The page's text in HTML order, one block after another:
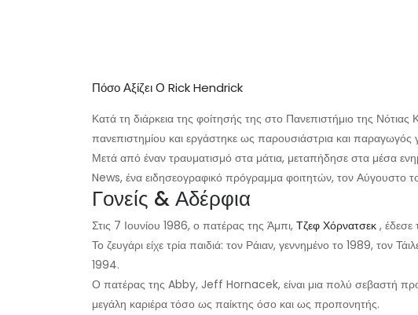
Πόσο Αξίζει Ο Rick Hendrick
Κατά τη διάρκεια της φοίτησής της στο Πανεπιστήμιο της Νότιας
πανεπιστημίου και εργάστηκε ως παρουσιάστρια και
Μετά από έναν τραυματισμό στα μάτια, μεταπήδησε στα μέσα
News, ένα ειδησεογραφικό πρόγραμμα φοιτητών, τον Αύγουστο
Γονείς & Αδέρφια
Στις 7 Ιουνίου 1986, ο πατέρας της Άμπι, Τζεφ Χόρνατσεκ , έδεσε
Το ζευγάρι είχε τρία παιδιά: τον Ράιαν, γεννημένο το 1989, τον
1994.
Ο πατέρας της Abby, Jeff Hornacek, είναι μια πολύ σεβαστή
μεγάλη καριέρα τόσο ως παίκτης όσο και ως προπονητής.